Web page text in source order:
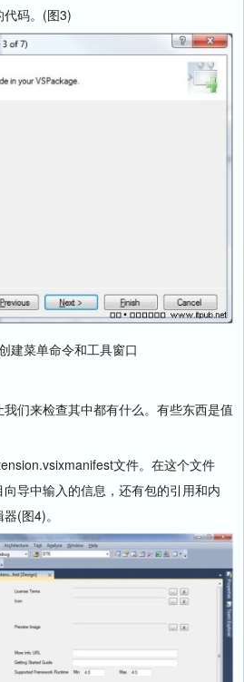
代码。(图3)
菜单命令和工具窗口
们来检查其中都有什么。有些东西是值
文件。在这个文件
导中输入的信息，还有包的引用和内
(图4)。